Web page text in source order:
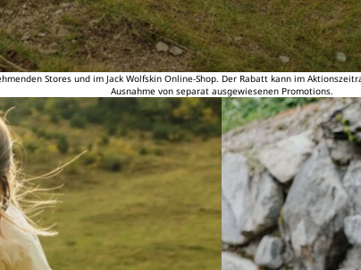
Stores und im Jack Wolfskin Online-Shop. Der Rabatt kann im
Ausnahme von separat ausgewiesenen Promotions.